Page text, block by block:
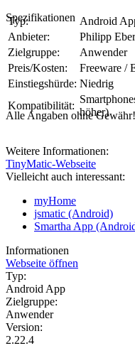
Spezifikationen
Typ:
Android
Anbieter:
Philipp
Zielgruppe:
Anwender
Preis/Kosten:
Freeware /
Einstiegshürde: Niedrig
Kompatibilität:
höher)
Alle Angaben ohne Gewähr!
Weitere Informationen:
TinyMatic-Webseite
Vielleicht auch interessant:
myHome
jsmatic (Android)
Smartha App
Informationen
Webseite öffnen
Typ:
Android App
Zielgruppe:
Anwender
Version:
2.22.4